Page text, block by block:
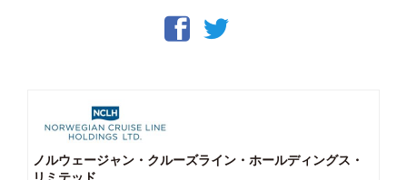
ノルウェージャン・クルーズライン・ホールディングス・
リミテッド